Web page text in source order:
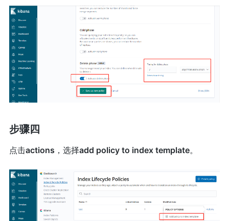
步骤四
点击actions ，选择add policy to index template。